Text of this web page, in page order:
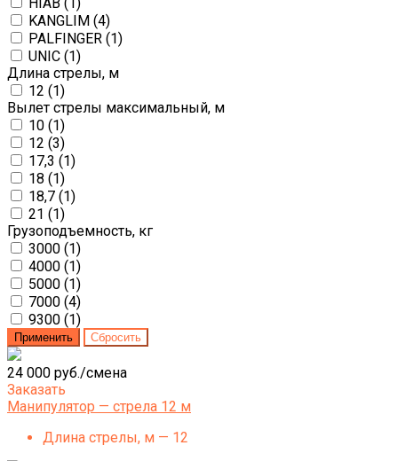
KANGLIM (4)
PALFINGER (1)
UNIC (1)
Длина стрелы, м
12 (1)
Вылет стрелы максимальный, м
10 (1)
12 (3)
17,3 (1)
18 (1)
18,7 (1)
21 (1)
Грузоподъемность, кг
3000 (1)
4000 (1)
5000 (1)
7000 (4)
9300 (1)
24 000 руб./смена
Заказать
Манипулятор — стрела 12 м
Длина стрелы, м — 12